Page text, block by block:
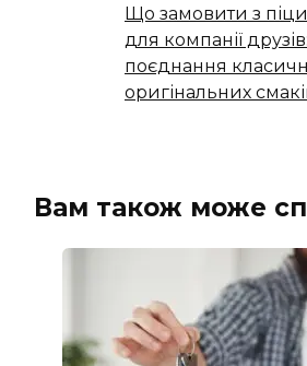
Що замовити з піци
для компанії друзів:
поєднання
оригінальних
Вам також може